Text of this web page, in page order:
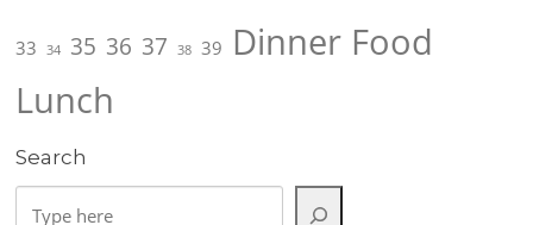
33 34 35 36 37 38 39 Dinner Food
Lunch
Search